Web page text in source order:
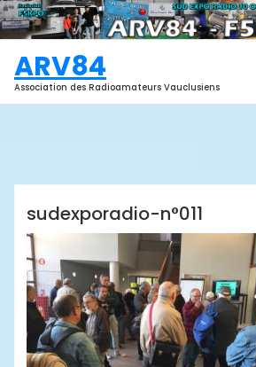
Aller
au
contenu
ARV84
Association des Radioamateurs Vauclusiens
sudexporadio-n°011